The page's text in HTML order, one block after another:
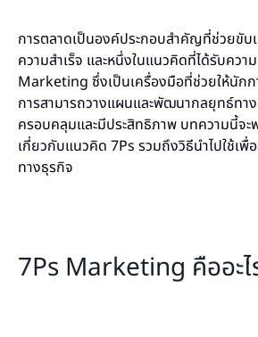
การตลาดเป็นองค์ประกอบสำคัญที่ช่วยขับ
ความสำเร็จ และหนึ่งในแนวคิดที่ได้รับคว
Marketing ซึ่งเป็นเครื่องมือที่ช่วยให้นักก
การสามารถวางแผนและพัฒนากลยุทธ์ทา
ครอบคลุมและมีประสิทธิภาพ บทความนี้จะ
เกี่ยวกับแนวคิด 7Ps รวมถึงวิธีนำไปใช้เพื่
ทางธุรกิจ
7Ps Marketing คืออะไ